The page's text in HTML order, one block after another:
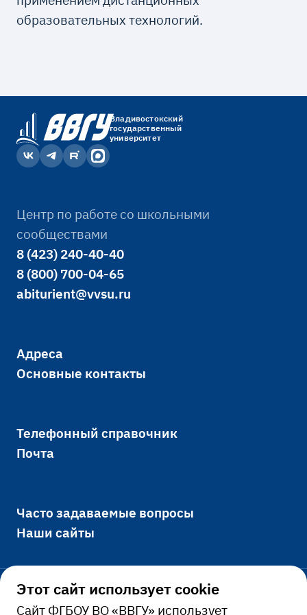
образовательных технологий.
Владивостокский
государственный
университет
Центр по работе со школьными
сообществами
8 (423) 240-40-40
8 (800) 700-04-65
abiturient@vvsu.ru
Адреса
Основные контакты
Телефонный справочник
Почта
Часто задаваемые вопросы
Наши сайты
Официально
Этот сайт использует cookie
Cайт ФГБОУ ВО «ВВГУ» использует